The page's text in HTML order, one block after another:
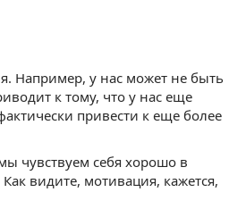
Например, у нас может не быть
к тому, что у нас еще
привести к еще более
чувствуем себя хорошо в
видите, мотивация, кажется,